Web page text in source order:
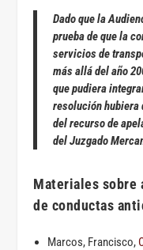
Dado que la
prueba de que la
servicios de
más allá del año
que pudiera
resolución
del recurso de
del Juzgado
Materiales sobre
de conductas
Marcos, Francisco,